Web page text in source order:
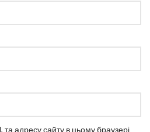
та адресу сайту в цьому браузері